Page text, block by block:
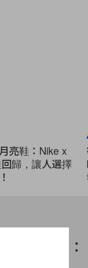
亮鞋：Nike x
歸，讓人選擇
網民品評：